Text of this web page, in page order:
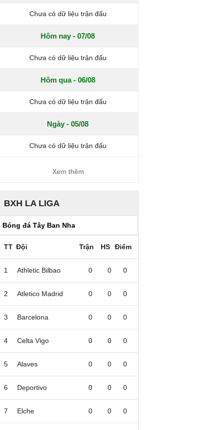
Chưa có dữ liệu trận đấu
Hôm nay - 07/08
Chưa có dữ liệu trận đấu
Hôm qua - 06/08
Chưa có dữ liệu trận đấu
Ngày - 05/08
Chưa có dữ liệu trận đấu
Xem thêm
BXH LA LIGA
TT Đội Trận HS Điểm
1 Athletic Bilbao 0 0 0
2 Atletico Madrid 0 0 0
3 Barcelona 0 0 0
4 Celta Vigo 0 0 0
5 Alaves 0 0 0
6 Deportivo 0 0 0
7 Elche 0 0 0